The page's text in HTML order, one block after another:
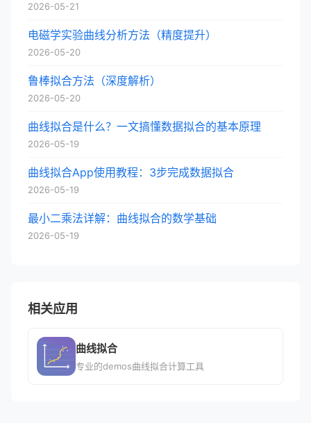
2026-05-21
电磁学实验曲线分析方法（精度提升）
2026-05-20
鲁棒拟合方法（深度解析）
2026-05-20
曲线拟合是什么？一文搞懂数据拟合的基本原理
2026-05-19
曲线拟合App使用教程：3步完成数据拟合
2026-05-19
最小二乘法详解：曲线拟合的数学基础
2026-05-19
相关应用
曲线拟合
专业的demos曲线拟合计算工具